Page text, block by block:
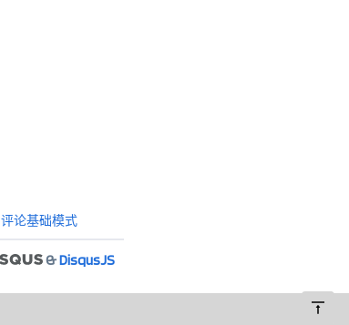
评论基础模式
&DisqusJS